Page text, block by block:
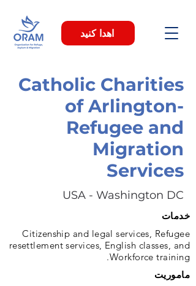
اهدا کنید
Catholic Charities
of Arlington-
Refugee and
Migration
Services
USA - Washington DC
خدمات
Citizenship and legal services, Refugee
resettlement services, English classes, and
Workforce training.
ماموریت